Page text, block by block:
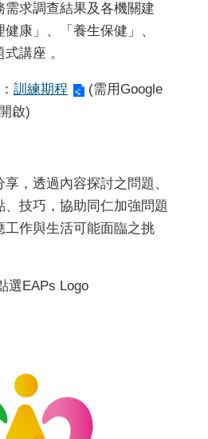
需求調查結果及各機關建
康」、「養生保健」、
式講座 。
訓練期程
(需用Google
啟)
，透過內容探討之問題、
、技巧，協助同仁加強問題
工作與生活可能面臨之挑
選EAPs Logo